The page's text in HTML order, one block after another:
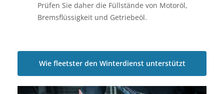
Prüfen Sie daher die Füllstände von Motoröl,
Bremsflüssigkeit und Getriebeöl.
Wie fleetster den Winterdienst unterstützt